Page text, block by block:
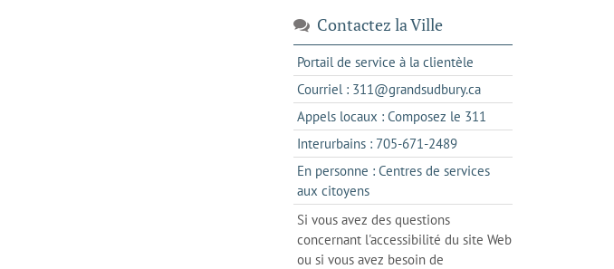
Contactez la Ville
Portail de service à la clientèles'ouvre
dans
un
nouvel
Courriel : 311@grandsudbury.cas'ouvre
dans
votre
de
Appels locaux : Composez le 311
dans
un
client
téléphone
Interurbains : 705-671-2489s'ouvre
dans
client
votre
En personne : Centres de services
aux citoyenss'ouvre
dans
l'onglet
actuel
Si vous avez des questions
concernant l'accessibilité du site Web
ou si vous avez besoin de